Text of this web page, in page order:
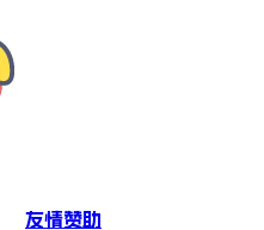
友情赞助